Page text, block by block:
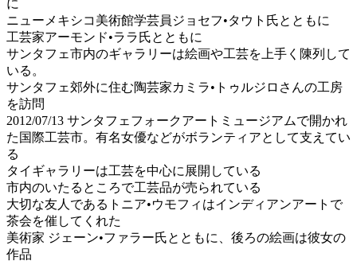
に
ニューメキシコ美術館学芸員ジョセフ•タウト氏とともに
工芸家アーモンド•ララ氏とともに
サンタフェ市内のギャラリーは絵画や工芸を上手く陳列して
いる。
サンタフェ郊外に住む陶芸家カミラ•トゥルジロさんの工房
を訪問
2012/07/13 サンタフェフォークアートミュージアムで開かれ
た国際工芸市。有名女優などがボランティアとして支えてい
る
タイギャラリーは工芸を中心に展開している
市内のいたるところで工芸品が売られている
大切な友人であるトニア•ウモフィはインディアンアートで
茶会を催してくれた
美術家 ジェーン•ファラー氏とともに、後ろの絵画は彼女の
作品